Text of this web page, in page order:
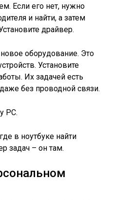
Если его нет, нужно
и найти, а затем
драйвер.
оборудование. Это
Установите
Их задачей есть
без проводной связи.
РС.
в ноутбуке найти
задач – он там.